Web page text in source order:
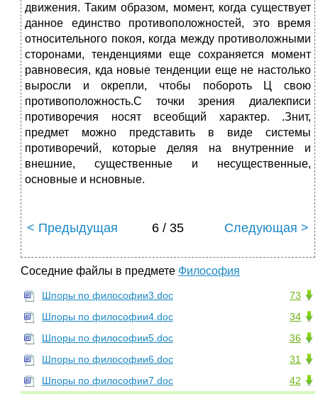
движения. Таким образом, момент, когда существует
данное единство противоположностей, это время
относительного покоя, когда между противоложными
сторонами, тенденциями еще сохраняется момент
равновесия, кда новые тенденции еще не настолько
выросли и окрепли, чтобы побороть Ц свою
противоположность.С точки зрения диалекписи
противоречия носят всеобщий характер. .Знит,
предмет можно представить в виде системы
противоречий, которые деляя на внутренние и
внешние, существенные и несущественные,
основные и нсновные.
< Предыдущая 6 / 35 Следующая >
Соседние файлы в предмете Философия
73
Шпоры по философии3.doc
34
Шпоры по философии4.doc
36
Шпоры по философии5.doc
31
Шпоры по философии6.doc
42
Шпоры по философии7.doc